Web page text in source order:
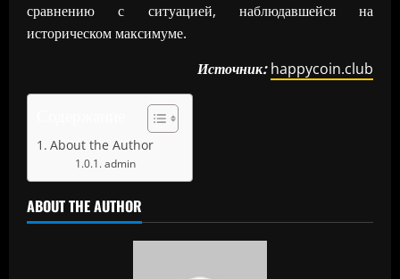
сравнению с ситуацией, наблюдавшейся на
историческом максимуме.
Источник: happycoin.club
About the Author
admin
ABOUT THE AUTHOR